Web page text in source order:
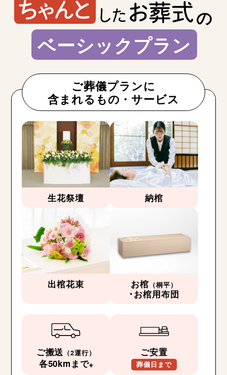
の
ベーシックプラン
ご葬儀プランに
含まれるもの・サービス
生花祭壇 納棺
出棺花束 お棺 （桐平）
･お棺用布団
ご搬送 （2運行）
各50kmまで※
ご安置
葬儀日まで